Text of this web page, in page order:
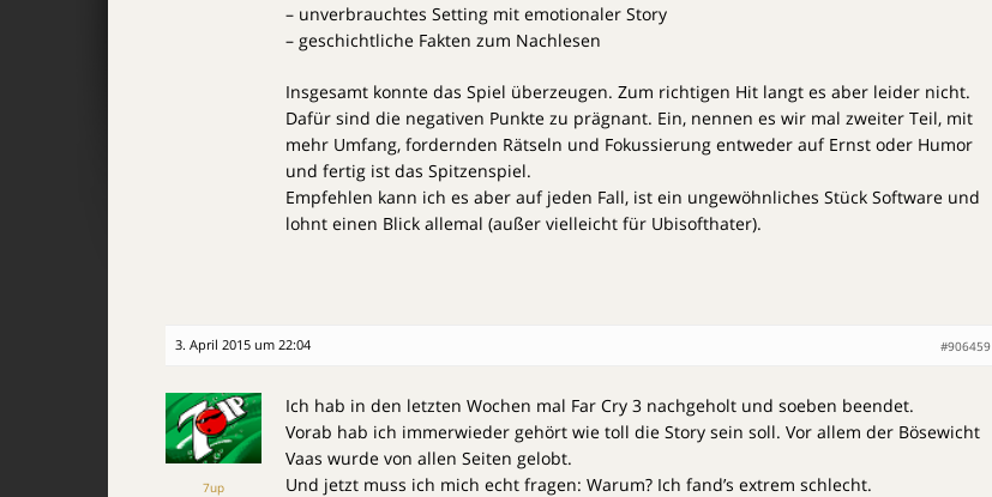
– unverbrauchtes Setting mit emotionaler Story
– geschichtliche Fakten zum Nachlesen
Insgesamt konnte das Spiel überzeugen. Zum richtigen Hit langt es aber leider nicht.
Dafür sind die negativen Punkte zu prägnant. Ein, nennen es wir mal zweiter Teil, mit
mehr Umfang, fordernden Rätseln und Fokussierung entweder auf Ernst oder Humor
und fertig ist das Spitzenspiel.
Empfehlen kann ich es aber auf jeden Fall, ist ein ungewöhnliches Stück Software und
lohnt einen Blick allemal (außer vielleicht für Ubisofthater).
3. April 2015 um 22:04 #906459
7up
Ich hab in den letzten Wochen mal Far Cry 3 nachgeholt und soeben beendet.
Vorab hab ich immerwieder gehört wie toll die Story sein soll. Vor allem der Bösewicht
Vaas wurde von allen Seiten gelobt.
Und jetzt muss ich mich echt fragen: Warum? Ich fand’s extrem schlecht.